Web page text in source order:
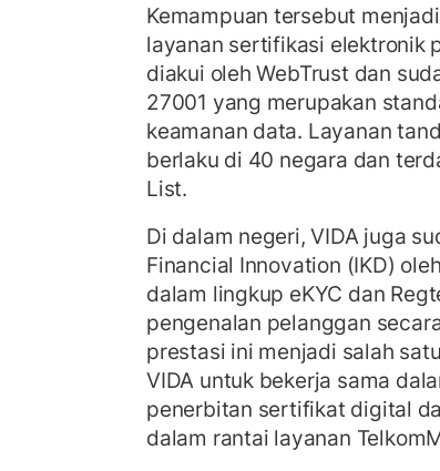
Kemampuan tersebut
layanan sertifikasi elektronik
diakui oleh WebTrust dan
27001 yang merupakan
keamanan data. Layanan
berlaku di 40 negara dan
List.
Di dalam negeri, VIDA juga
Financial Innovation (IKD)
dalam lingkup eKYC dan
pengenalan pelanggan
prestasi ini menjadi salah
VIDA untuk bekerja sama
penerbitan sertifikat digital
dalam rantai layanan